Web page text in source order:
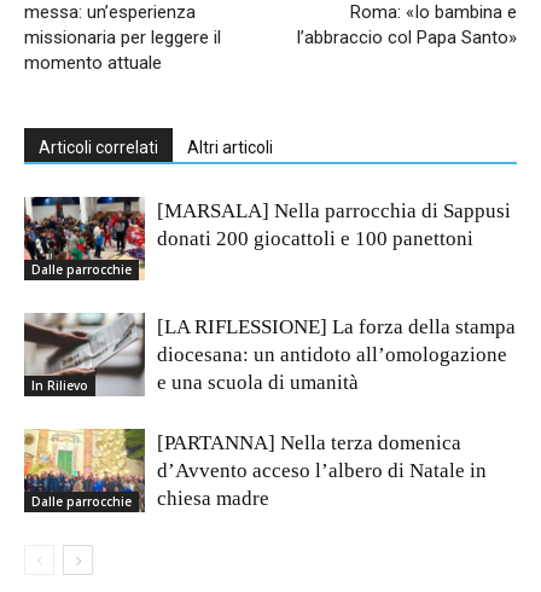
messa: un’esperienza
missionaria per leggere il
momento attuale
Roma: «Io bambina e
l’abbraccio col Papa Santo»
Articoli correlati Altri articoli
Dalle parrocchie
[MARSALA] Nella parrocchia di Sappusi
donati 200 giocattoli e 100 panettoni
In Rilievo
[LA RIFLESSIONE] La forza della stampa
diocesana: un antidoto all’omologazione
e una scuola di umanità
Dalle parrocchie
[PARTANNA] Nella terza domenica
d’Avvento acceso l’albero di Natale in
chiesa madre